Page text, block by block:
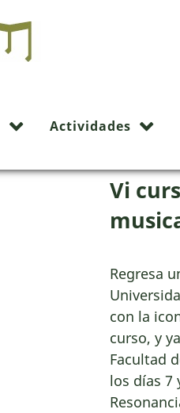
Actividades
Vi
Regresa
con la
curso, y
Facultad
los días 7